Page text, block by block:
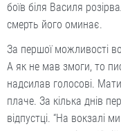
боїв біля Василя
смерть його оминає.
За першої можливості
А як не мав змоги, то
надсилав голосові.
плаче. За кілька днів
відпустці. “На вокзалі